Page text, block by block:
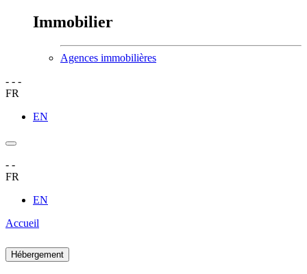
Immobilier
Agences immobilières
- - -
FR
EN
- -
FR
EN
Accueil
Hébergement